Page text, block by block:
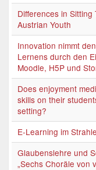
Differences in
Austrian Youth
Innovation nimmt
Lernens durch den
Moodle, H5P und
Does enjoyment
skills on their
setting?
E-Learning im
Glaubenslehre und
„Sechs Choräle von